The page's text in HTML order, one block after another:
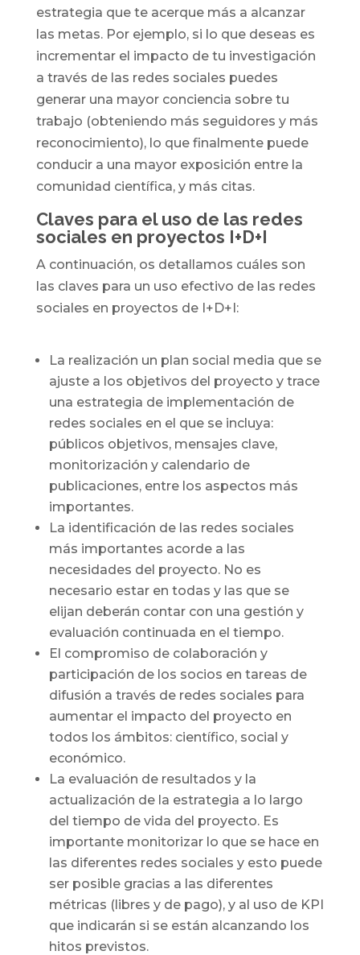
estrategia que te acerque más a alcanzar
las metas. Por ejemplo, si lo que deseas es
incrementar el impacto de tu investigación
a través de las redes sociales puedes
generar una mayor conciencia sobre tu
trabajo (obteniendo más seguidores y más
reconocimiento), lo que finalmente puede
conducir a una mayor exposición entre la
comunidad científica, y más citas.
Claves para el uso de las redes
sociales en proyectos I+D+I
A continuación, os detallamos cuáles son
las claves para un uso efectivo de las redes
sociales en proyectos de I+D+I:
La realización un plan social media que se
ajuste a los objetivos del proyecto y trace
una estrategia de implementación de
redes sociales en el que se incluya:
públicos objetivos, mensajes clave,
monitorización y calendario de
publicaciones, entre los aspectos más
importantes.
La identificación de las redes sociales
más importantes acorde a las
necesidades del proyecto. No es
necesario estar en todas y las que se
elijan deberán contar con una gestión y
evaluación continuada en el tiempo.
El compromiso de colaboración y
participación de los socios en tareas de
difusión a través de redes sociales para
aumentar el impacto del proyecto en
todos los ámbitos: científico, social y
económico.
La evaluación de resultados y la
actualización de la estrategia a lo largo
del tiempo de vida del proyecto. Es
importante monitorizar lo que se hace en
las diferentes redes sociales y esto puede
ser posible gracias a las diferentes
métricas (libres y de pago), y al uso de KPI
que indicarán si se están alcanzando los
hitos previstos.